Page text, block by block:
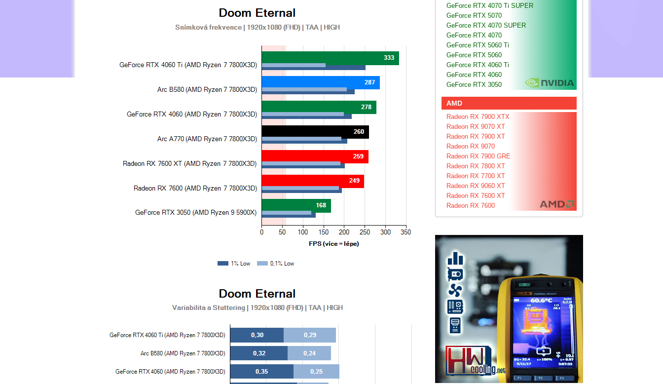
GeForce RTX 4070 Ti SUPER
GeForce RTX 5070
GeForce RTX 4070 SUPER
GeForce RTX 4070
GeForce RTX 5060 Ti
GeForce RTX 5060
GeForce RTX 4060 Ti
GeForce RTX 4060
GeForce RTX 3050
AMD
Radeon RX 7900 XTX
Radeon RX 9070 XT
Radeon RX 7900 XT
Radeon RX 9070
Radeon RX 7900 GRE
Radeon RX 7800 XT
Radeon RX 7700 XT
Radeon RX 9060 XT
Radeon RX 7600 XT
Radeon RX 7600